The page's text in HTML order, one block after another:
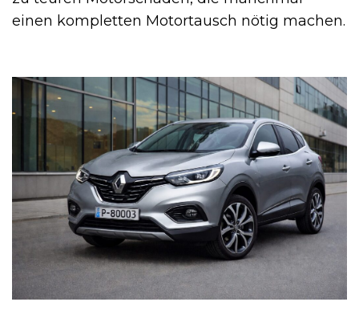
einen kompletten Motortausch nötig machen.